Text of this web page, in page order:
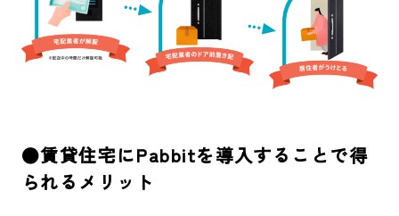
●賃貸住宅にPabbitを導入することで得
られるメリット